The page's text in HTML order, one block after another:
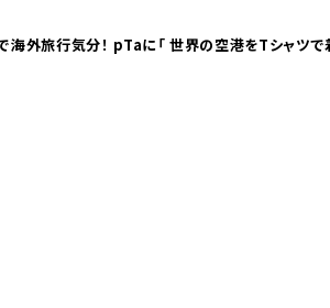
この夏は空港コードTシャツで海外旅行気分！ pTaに「 世